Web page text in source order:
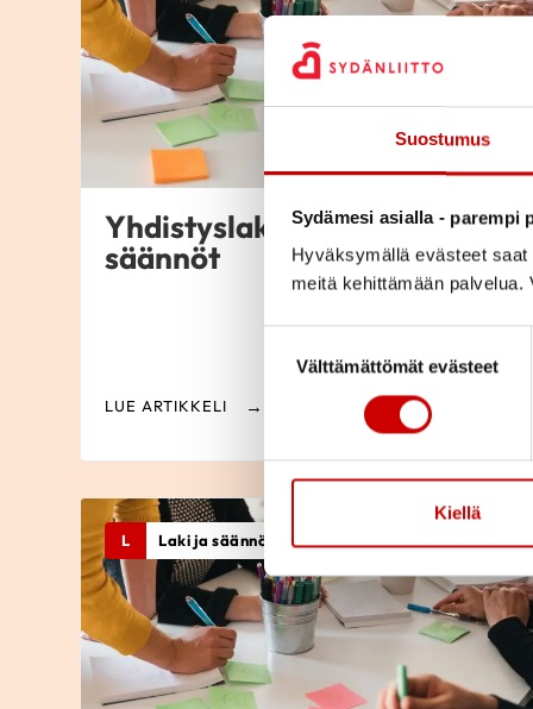
Suostumus
Sydämesi asialla - parempi
Hyväksymällä evästeet
meitä kehittämään
Välttämättömät evästeet
Kiellä
Yhdistyslaki ja yhdistyksen
säännöt
LUE ARTIKKELI
L Laki ja säännöt